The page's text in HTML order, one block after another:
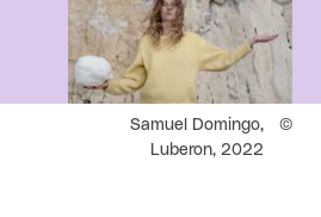
Droits réservés :
Samuel Domingo,
Luberon, 2022